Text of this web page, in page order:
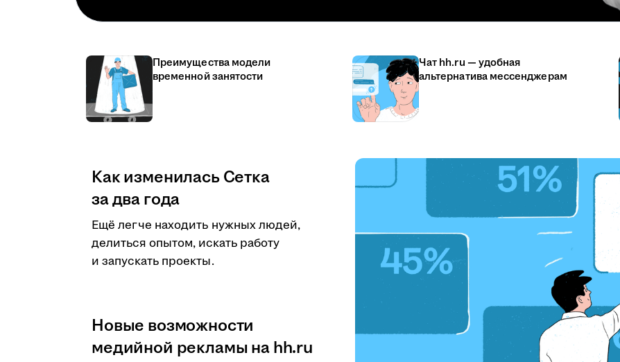
Преимущества модели
временной занятости
Чат hh.ru — удобная
альтернатива мессенджерам
Как изменилась Сетка
за два года
Ещё легче находить нужных людей,
делиться опытом, искать работу
и запускать проекты.
Новые возможности
медийной рекламы на hh.ru